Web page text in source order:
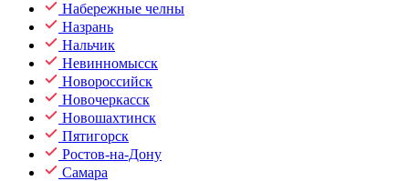
Набережные челны
Назрань
Нальчик
Невинномысск
Новороссийск
Новочеркасск
Новошахтинск
Пятигорск
Ростов-на-Дону
Самара